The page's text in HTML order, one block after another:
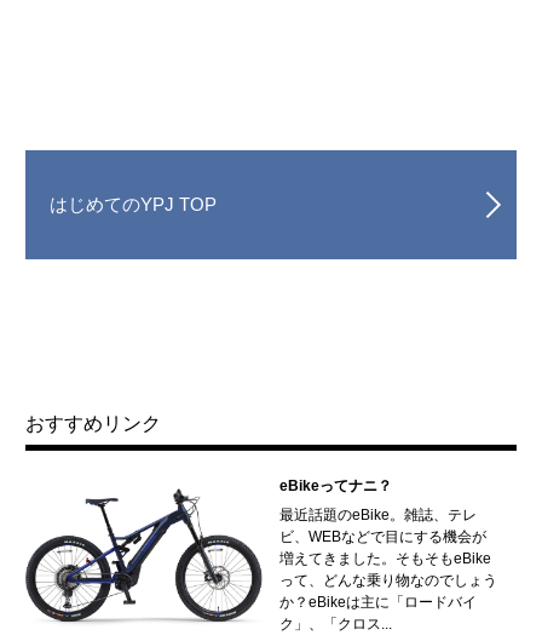
はじめてのYPJ TOP
おすすめリンク
eBikeってナニ？
最近話題のeBike。雑誌、テレ
ビ、WEBなどで目にする機会が
増えてきました。そもそもeBike
って、どんな乗り物なのでしょう
か？eBikeは主に「ロードバイ
ク」、「クロス...